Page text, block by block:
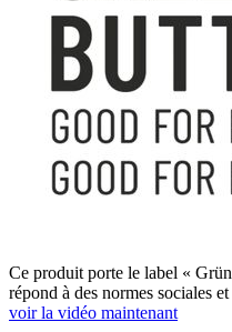
Ce produit porte le label «
répond à des normes sociales
voir la vidéo maintenant